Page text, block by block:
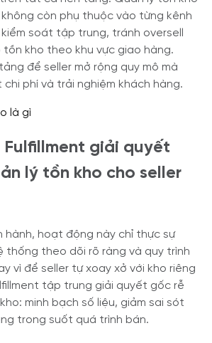
còn phụ thuộc vào từng kênh
soát tập trung, tránh oversell
kho theo khu vực giao hàng.
để seller mở rộng quy mô mà
phí và trải nghiệm khách hàng.
là gì
Fulfillment giải quyết
lý tồn kho cho seller
hành, hoạt động này chỉ thực sự
thống theo dõi rõ ràng và quy trình
vì để seller tự xoay xở với kho riêng
tập trung giải quyết gốc rễ
minh bạch số liệu, giảm sai sót
trong suốt quá trình bán.